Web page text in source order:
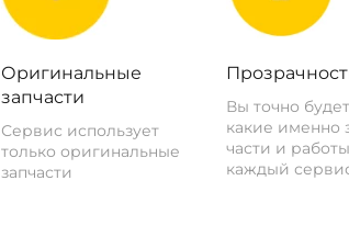
Оригинальные
запчасти
Сервис использует
только оригинальные
запчасти
Вы точно
какие именно
части и
каждый